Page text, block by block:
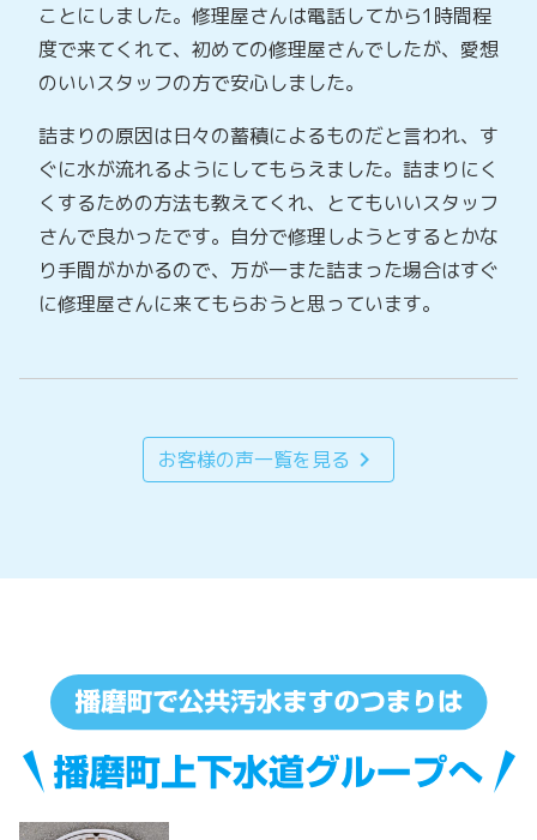
ことにしました。修理屋さんは電話してから1時間程
度で来てくれて、初めての修理屋さんでしたが、愛想
のいいスタッフの方で安心しました。
詰まりの原因は日々の蓄積によるものだと言われ、す
ぐに水が流れるようにしてもらえました。詰まりにく
くするための方法も教えてくれ、とてもいいスタッフ
さんで良かったです。自分で修理しようとするとかな
り手間がかかるので、万が一また詰まった場合はすぐ
に修理屋さんに来てもらおうと思っています。
お客様の声一覧を見る chevron_right